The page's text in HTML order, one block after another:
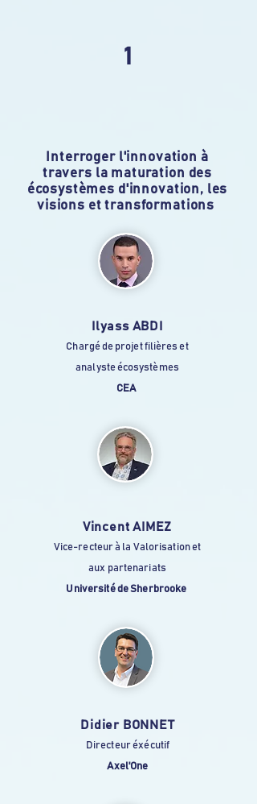
1
Interroger l'innovation à
travers la maturation des
écosystèmes d'innovation, les
visions et transformations
Ilyass ABDI
Chargé de projet filières et
analyste écosystèmes
CEA
Vincent AIMEZ
Vice-recteur à la Valorisation et
aux partenariats
Université de Sherbrooke
Didier BONNET
Directeur éxécutif
Axel'One